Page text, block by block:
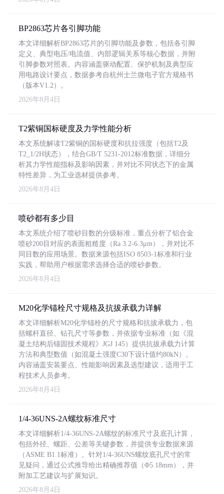
BP2863芯片各引脚功能
本文详细解析BP2863芯片的引脚功能及参数，包括各引脚
定义、典型电压/电流值、内部逻辑关系等核心数据，并附
引脚参数对照表。内容涵盖驱动配置、保护机制及典型应
用电路设计要点，数据参考自杭州士兰微电子官方规格书
（版本V1.2）。
2026年8月4日
T2紫铜国标硬度及力学性能分析
本文系统解读T2紫铜的国标硬度和抗拉强度（包括T2及
T2_1/2H状态），结合GB/T 5231-2012标准数据，详细分
析其力学性能指标及影响因素，并对比不同状态下的金属
特性差异，为工业选材提供参考。
2026年8月4日
喷砂都有多少目
本文系统介绍了喷砂目数的分级标准，重点分析了铝合金
喷砂200目对应的表面粗糙度（Ra 3.2-6.3μm），并对比不
同目数的应用场景。数据来源包括ISO 8503-1标准和行业
实践，帮助用户根据需求选择合适的喷砂参数。
2026年8月4日
M20化学锚栓尺寸规格及抗拔承载力详解
本文详细解析M20化学锚栓的尺寸规格和抗拔承载力，包
括螺杆直径、钻孔尺寸等参数，并依据专业标准（如《混
凝土结构后锚固技术规程》JGJ 145）提供抗拔承载力计算
方法和典型数值（如混凝土强度C30下设计值约80kN）。
内容涵盖安装要点、性能影响因素及选型建议，适用于工
程技术人员参考。
2026年8月4日
1/4-36UNS-2A螺纹标准尺寸
本文详细解析1/4-36UNS-2A螺纹的标准尺寸及底孔计算，
包括外径、螺距、公差等关键参数，并提供专业数据来源
（ASME B1.1标准）。针对1/4-36UNS螺纹底孔尺寸的常
见疑问，通过公式推导给出精确推荐值（Φ5.18mm），并
附加工艺建议与扩展知识。
2026年8月4日